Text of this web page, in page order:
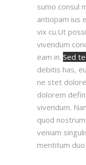
sumo consul
antiopam ius
vix cu.Ut
vivendum
eam in. Sed
debitis has,
ne stet
dolorem
vivendum.
quod
veniam
mentitum duo.